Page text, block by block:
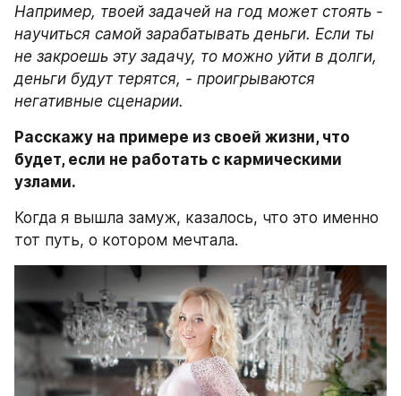
Например, твоей задачей на год может стоять -
научиться самой зарабатывать деньги. Если ты
не закроешь эту задачу, то можно уйти в долги,
деньги будут терятся, - проигрываются
негативные сценарии.
Расскажу на примере из своей жизни, что
будет, если не работать с кармическими
узлами.
Когда я вышла замуж, казалось, что это именно
тот путь, о котором мечтала.